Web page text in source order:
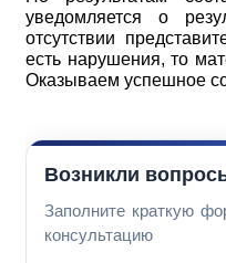
уведомляется о
отсутствии
есть нарушения, то
Оказываем успешное
Возникли
Заполните краткую
консультацию